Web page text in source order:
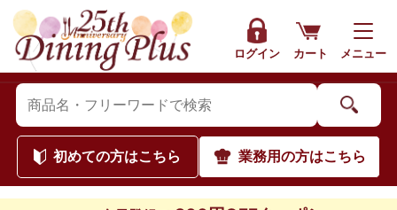
ログイン カート メニュー
初めての方はこちら 業務用の方はこちら